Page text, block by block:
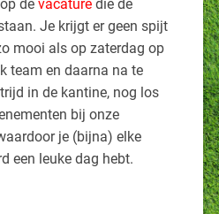
de vacaturedie de
Je krijgt er geen spijt
mooi als op zaterdag op
team en daarna na te
in de kantine, nog los
bij onze
je (bijna) elke
een leuke dag hebt.